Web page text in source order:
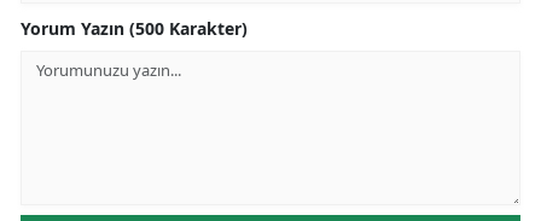
Yorum Yazın (500 Karakter)